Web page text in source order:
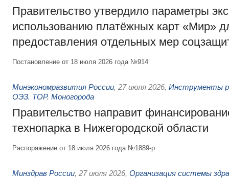
Правительство утвердило параметры
использованию платёжных карт «Мир»
предоставления отдельных мер
Постановление от 18 июля 2026 года №914
Минэкономразвития России, 27 июля 2026, Инструменты
ОЭЗ. ТОР. Моногорода
Правительство направит
технопарка в Нижегородской области
Распоряжение от 18 июля 2026 года №1889-р
Минздрав России, 27 июля 2026, Организация системы